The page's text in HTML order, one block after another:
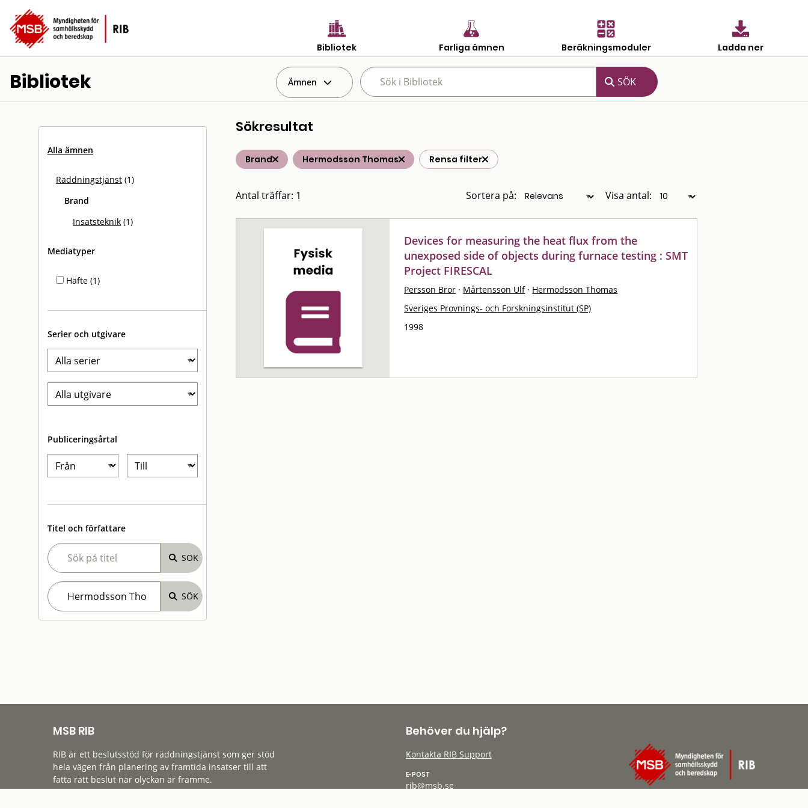
Bibliotek Farliga ämnen Beräkningsmoduler Ladda ner
Bibliotek Ämnen
Alla ämnen
Räddningstjänst (1)
Brand
Insatsteknik (1)
Mediatyper
Häfte (1)
Serier och utgivare
Publiceringsårtal
Titel och författare
Sökresultat
Brand Hermodsson Thomas Rensa filter
Antal träffar: 1 Sortera på: Visa antal:
Devices for measuring the heat flux from the
unexposed side of objects during furnace testing : SMT
Project FIRESCAL
Persson Bror · Mårtensson Ulf · Hermodsson Thomas
Sveriges Provnings- och Forskningsinstitut (SP)
1998
MSB RIB
RIB är ett beslutsstöd för räddningstjänst som ger stöd
hela vägen från planering av framtida insatser till att
fatta rätt beslut när olyckan är framme.
Behöver du hjälp?
Kontakta RIB Support
E-POST
rib@msb.se